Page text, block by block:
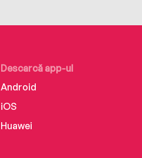
Descarcă app-ul
Android
iOS
Huawei